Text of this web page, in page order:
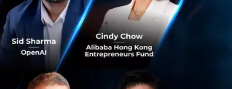
ำลังเผชิญ
นไป
าหารเหล่า